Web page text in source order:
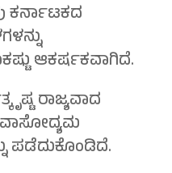
ಕರ್ನಾಟಕದ
ಆಕರ್ಷಕವಾಗಿದೆ.
ರಾಜ್ಯವಾದ
ಪಡೆದುಕೊಂಡಿದೆ.